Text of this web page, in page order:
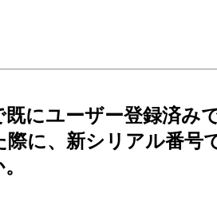
既にユーザー登録済み
際に、新シリアル番号